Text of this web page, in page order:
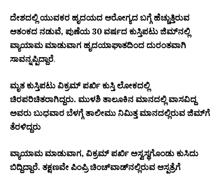
ದೇಶದಲ್ಲಿ ಯುವಕರ ಹೃದಯದ ಆರೋಗ್ಯದ ಬಗ್ಗೆ ಹೆಚ್ಚುತ್ತಿರುವ
ಆತಂಕದ ನಡುವೆ, ಪುಣೆಯ 30 ವರ್ಷದ ಕುಸ್ತಿಪಟು ಜಿಮ್‌ನಲ್ಲಿ
ವ್ಯಾಯಾಮ ಮಾಡುವಾಗ ಹೃದಯಾಘಾತದಿಂದ ದುರಂತವಾಗಿ
ಸಾವನ್ನಪ್ಪಿದ್ದಾರೆ.
ಮೃತ ಕುಸ್ತಿಪಟು ವಿಕ್ರಮ್ ಪರ್ಖಿ ಕುಸ್ತಿ ಲೋಕದಲ್ಲಿ
ಚಿರಪರಿಚಿತರಾಗಿದ್ದರು. ಮುಳಶಿ ತಾಲೂಕಿನ ಮಾನದಲ್ಲಿ ವಾಸವಿದ್ದ
ಅವರು ಬುಧವಾರ ಬೆಳಗ್ಗೆ ತಾಲೀಮು ನಿಮಿತ್ತ ಮಾನದಲ್ಲಿರುವ ಜಿಮ್‌ಗೆ
ತೆರಳಿದ್ದರು
ವ್ಯಾಯಾಮ ಮಾಡುವಾಗ, ವಿಕ್ರಮ್ ಪರ್ಖಿ ಅಸ್ವಸ್ಥಗೊಂಡು ಕುಸಿದು
ಬಿದ್ದಿದ್ದಾರೆ. ತಕ್ಷಣವೇ ಪಿಂಪ್ರಿ ಚಿಂಚ್‌ವಾಡ್‌ನಲ್ಲಿರುವ ಆಸ್ಪತ್ರೆಗೆ